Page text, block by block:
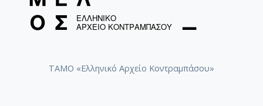
ΤΑΜΟ «Ελληνικό Αρχείο Κοντραμπάσου»